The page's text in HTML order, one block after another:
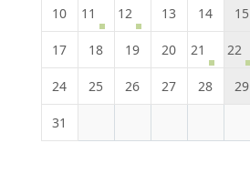
10 11 12 13 14 15
17 18 19 20 21 22
24 25 26 27 28 29
31